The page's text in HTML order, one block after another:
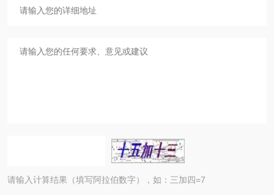
请输入计算结果（填写阿拉伯数字），如：三加四=7